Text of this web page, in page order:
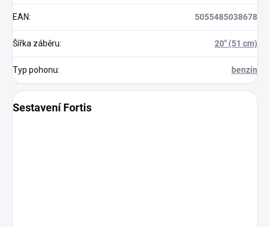
EAN: 5055485038678
Šířka záběru: 20" (51 cm)
Typ pohonu: benzín
Sestavení Fortis